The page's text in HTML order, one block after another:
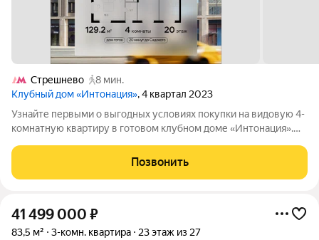
Стрешнево
8 мин.
Клубный дом «Интонация», 4 квартал 2023
Узнайте первыми о выгодных условиях покупки на видовую 4-
комнатную квартиру в готовом клубном доме «Интонация».
жизни большой семьи. Квартира включает 3 приватные
спальни и отдельную гостиную,
Позвонить
41 499 000 ₽
83,5 м² 3-комн. квартира 23 этаж из 27